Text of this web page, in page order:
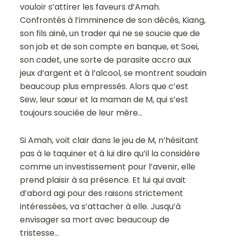
vouloir s’attirer les faveurs d’Amah.
Confrontés à l’imminence de son décès, Kiang,
son fils ainé, un trader qui ne se soucie que de
son job et de son compte en banque, et Soei,
son cadet, une sorte de parasite accro aux
jeux d’argent et à l’alcool, se montrent soudain
beaucoup plus empressés. Alors que c’est
Sew, leur sœur et la maman de M, qui s’est
toujours souciée de leur mère…
Si Amah, voit clair dans le jeu de M, n’hésitant
pas à le taquiner et à lui dire qu’il la considère
comme un investissement pour l’avenir, elle
prend plaisir à sa présence. Et lui qui avait
d’abord agi pour des raisons strictement
intéressées, va s’attacher à elle. Jusqu’à
envisager sa mort avec beaucoup de
tristesse…